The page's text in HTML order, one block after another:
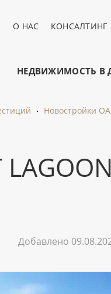
О НАС КОНСАЛТИНГ
НЕДВИЖИМОСТЬ В
Новостройки
Добавлено